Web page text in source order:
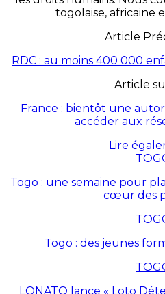
togolaise, africaine
Article
RDC : au moins 400 000
Article
France : bientôt une
accéder aux
Lire
Togo : une semaine pour
cœur des
Togo : des jeunes
LONATO lance « Loto